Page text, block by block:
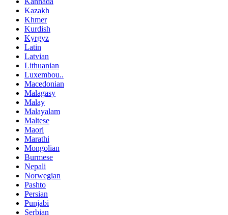
Kazakh
Khmer
Kurdish
Kyrgyz
Latin
Latvian
Lithuanian
Luxembou..
Macedonian
Malagasy
Malay
Malayalam
Maltese
Maori
Marathi
Mongolian
Burmese
Nepali
Norwegian
Pashto
Persian
Punjabi
Serbian